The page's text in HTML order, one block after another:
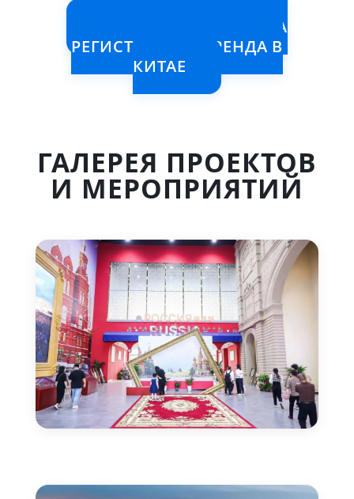
ОСТАВИТЬ ЗАЯВКУ НА
РЕГИСТРАЦИЮ БРЕНДА В
КИТАЕ
ГАЛЕРЕЯ ПРОЕКТОВ
И МЕРОПРИЯТИЙ